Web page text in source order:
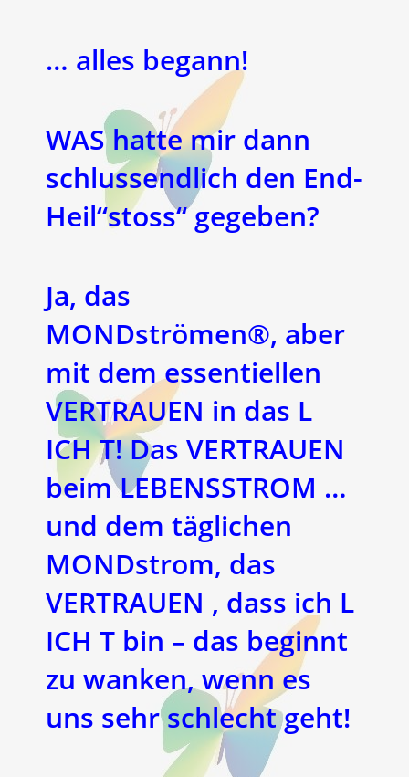
… alles begann!
WAS hatte mir dann
schlussendlich den End-
Heil“stoss“ gegeben?
Ja, das
MONDströmen®, aber
mit dem essentiellen
VERTRAUEN in das L
ICHT! Das VERTRAUEN
beim LEBENSSTROM …
und dem täglichen
MONDstrom, das
VERTRAUEN , dass ich L
ICH T bin – das beginnt
zu wanken, wenn es
uns sehr schlecht geht!